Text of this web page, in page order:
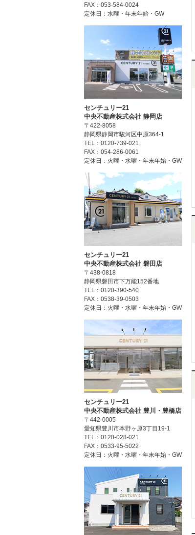
FAX：053-584-0024
定休日：水曜・年末年始・GW
センチュリー21
中央不動産株式会社 静岡店
〒422-8058
静岡県静岡市駿河区中原364-1
TEL：0120-739-021
FAX：054-286-0061
定休日：火曜・水曜・年末年始・GW
センチュリー21
中央不動産株式会社 磐田店
〒438-0818
静岡県磐田市下万能152番地
TEL：0120-390-540
FAX：0538-39-0503
定休日：火曜・水曜・年末年始・GW
センチュリー21
中央不動産株式会社 豊川・豊橋店
〒442-0005
愛知県豊川市本野ヶ原3丁目19-1
TEL：0120-028-021
FAX：0533-95-5022
定休日：火曜・水曜・年末年始・GW